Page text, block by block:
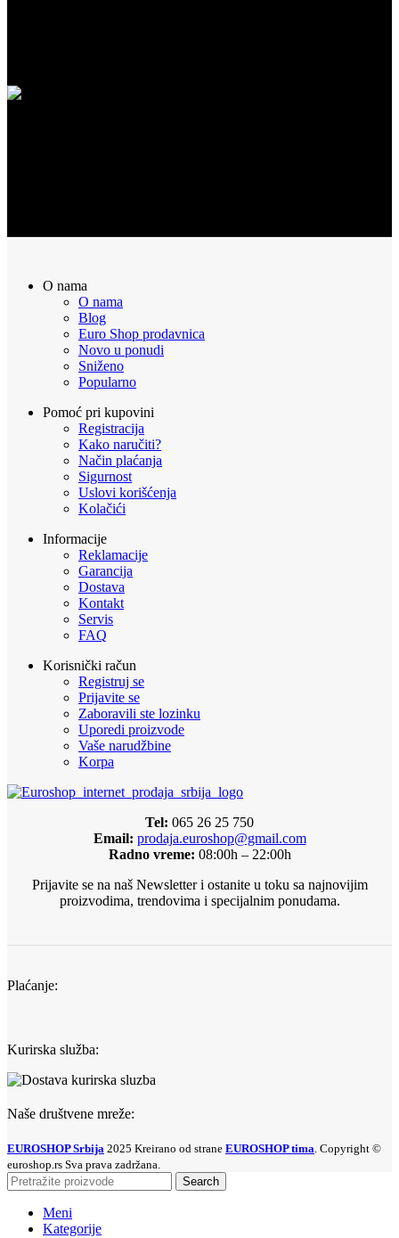
O nama
O nama
Blog
Euro Shop prodavnica
Novo u ponudi
Sniženo
Popularno
Pomoć pri kupovini
Registracija
Kako naručiti?
Način plaćanja
Sigurnost
Uslovi korišćenja
Kolačići
Informacije
Reklamacije
Garancija
Dostava
Kontakt
Servis
FAQ
Korisnički račun
Registruj se
Prijavite se
Zaboravili ste lozinku
Uporedi proizvode
Vaše narudžbine
Korpa
Tel: 065 26 25 750
Email: prodaja.euroshop@gmail.com
Radno vreme: 08:00h – 22:00h
Prijavite se na naš Newsletter i ostanite u toku sa najnovijim
proizvodima, trendovima i specijalnim ponudama.
Plaćanje:
Kurirska služba:
Naše društvene mreže:
EUROSHOP Srbija 2025 Kreirano od strane EUROSHOP tima. Copyright ©
euroshop.rs Sva prava zadržana.
Search
Meni
Kategorije